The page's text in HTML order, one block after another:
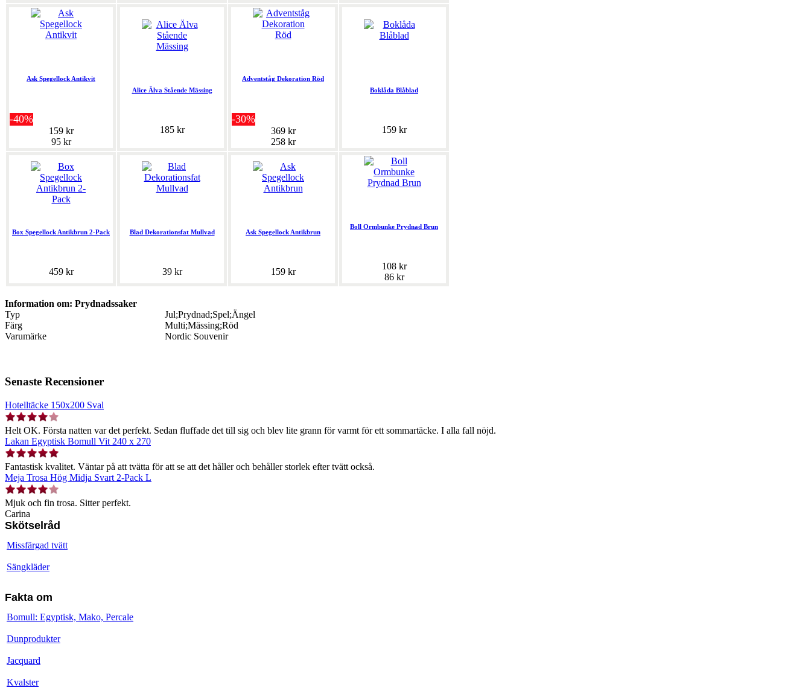
Ask Spegellock Antikvit
-40%
159 kr
95 kr
Alice Älva Stående Mässing
185 kr
Adventståg Dekoration Röd
-30%
369 kr
258 kr
Boklåda Blåblad
159 kr
Box Spegellock Antikbrun 2-Pack
459 kr
Blad Dekorationsfat Mullvad
39 kr
Ask Spegellock Antikbrun
159 kr
Boll Ormbunke Prydnad Brun
108 kr
86 kr
Information om: Prydnadssaker
Typ
Jul;Prydnad;Spel;Ängel
Färg
Multi;Mässing;Röd
Varumärke
Nordic Souvenir
Senaste Recensioner
Hotelltäcke 150x200 Sval
Helt OK. Första natten var det perfekt. Sedan fluffade det till sig och blev lite grann för varmt för ett sommartäcke. I alla fall nöjd.
Lakan Egyptisk Bomull Vit 240 x 270
Fantastisk kvalitet. Väntar på att tvätta för att se att det håller och behåller storlek efter tvätt också.
Meja Trosa Hög Midja Svart 2-Pack L
Mjuk och fin trosa. Sitter perfekt.
Carina
Skötselråd
Missfärgad tvätt
Sängkläder
Fakta om
Bomull: Egyptisk, Mako, Percale
Dunprodukter
Jacquard
Kvalster